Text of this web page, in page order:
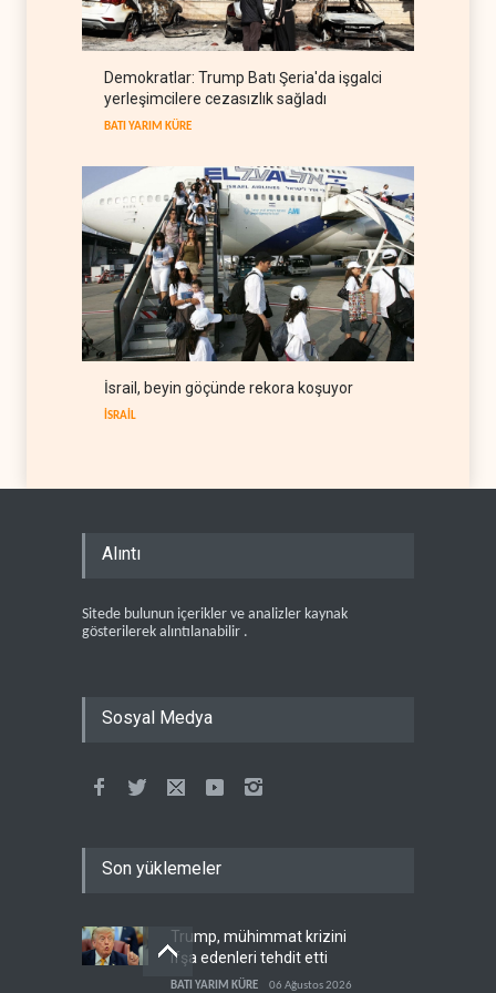
öldürmesi savaş suçu
LÜBNAN 06 Ağustos 2026
politikasındaki ertelemeler
ABD seçimlerini riske atıyor
Demokratlar: Trump Batı Şeria'da işgalci
yerleşimcilere cezasızlık sağladı
BATI YARIM KÜRE
İsrail, beyin göçünde rekora koşuyor
İSRAİL
Alıntı
Sitede bulunun içerikler ve analizler kaynak
gösterilerek alıntılanabilir .
Sosyal Medya
Son yüklemeler
Trump, mühimmat krizini
ifşa edenleri tehdit etti
BATI YARIM KÜRE 06 Ağustos 2026